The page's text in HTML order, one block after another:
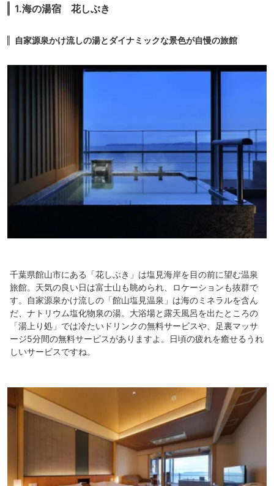
13.和海の宿 ささ游
54,450円〜 22,400円〜
1.海の湯宿 花しぶき
自家源泉かけ流しの湯とダイナミックな景色が自慢の旅館
千葉県館山市にある「花しぶき」は塩見海岸を目の前に望む温泉
旅館。天気の良い日は富士山も眺められ、ロケーションも抜群で
す。自家源泉かけ流しの「館山塩見温泉」は海のミネラルを含ん
だ、ナトリウム塩化物泉の湯。大浴場と露天風呂を出たところの
「湯上り処」では冷たいドリンクの無料サービスや、足裏マッサ
ージ5分間の無料サービスがありますよ。日頃の疲れを癒せるうれ
しいサービスですね。